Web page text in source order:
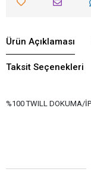
Ürün Açıklaması
Taksit Seçenekleri
%100 TWILL DOKUMA/